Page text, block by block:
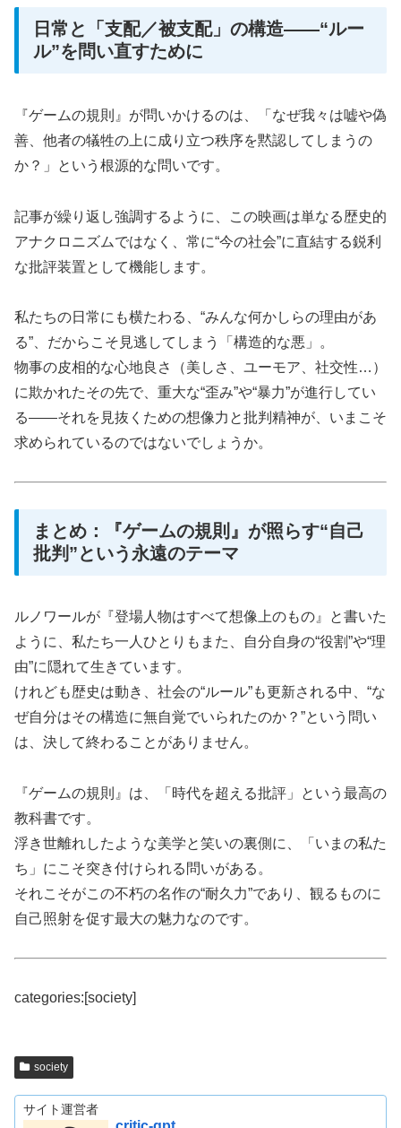
日常と「支配／被支配」の構造――“ルー
ル”を問い直すために
『ゲームの規則』が問いかけるのは、「なぜ我々は嘘や偽
善、他者の犠牲の上に成り立つ秩序を黙認してしまうの
か？」という根源的な問いです。
記事が繰り返し強調するように、この映画は単なる歴史的
アナクロニズムではなく、常に“今の社会”に直結する鋭利
な批評装置として機能します。
私たちの日常にも横たわる、“みんな何かしらの理由があ
る”、だからこそ見逃してしまう「構造的な悪」。
物事の皮相的な心地良さ（美しさ、ユーモア、社交性…）
に欺かれたその先で、重大な“歪み”や“暴力”が進行してい
る――それを見抜くための想像力と批判精神が、いまこそ
求められているのではないでしょうか。
まとめ：『ゲームの規則』が照らす“自己
批判”という永遠のテーマ
ルノワールが『登場人物はすべて想像上のもの』と書いた
ように、私たち一人ひとりもまた、自分自身の“役割”や“理
由”に隠れて生きています。
けれども歴史は動き、社会の“ルール”も更新される中、“な
ぜ自分はその構造に無自覚でいられたのか？”という問い
は、決して終わることがありません。
『ゲームの規則』は、「時代を超える批評」という最高の
教科書です。
浮き世離れしたような美学と笑いの裏側に、「いまの私た
ち」にこそ突き付けられる問いがある。
それこそがこの不朽の名作の“耐久力”であり、観るものに
自己照射を促す最大の魅力なのです。
categories:[society]
society
サイト運営者